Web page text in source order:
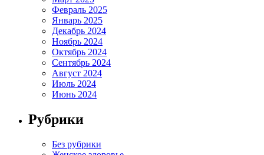
Февраль 2025
Январь 2025
Декабрь 2024
Ноябрь 2024
Октябрь 2024
Сентябрь 2024
Август 2024
Июль 2024
Июнь 2024
Рубрики
Без рубрики